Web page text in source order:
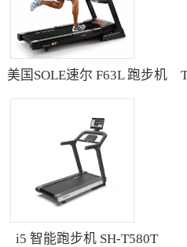
美国SOLE速尔 F63L 跑步机
i5 智能跑步机 SH-T580T